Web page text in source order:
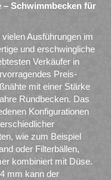
– Schwimmbecken für
Ausführungen im
und erschwingliche
Verkäufer in
Preis-
mit einer Stärke
Rundbecken. Das
Konfigurationen
wie zum Beispiel
oder Filterbällen,
kombiniert mit Düse.
mm kann der